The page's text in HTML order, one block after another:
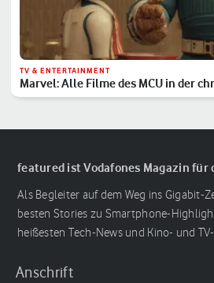
TV & ENTERTAINMENT
Marvel: Alle Filme des MCU in der
Reihenfolge
featured ist Vodafones Magazin
Als Begleiter auf dem Weg ins Gigabit-
besten Stories zu Smartphone-
heißesten Tech-News und Kino- und
Anschrift